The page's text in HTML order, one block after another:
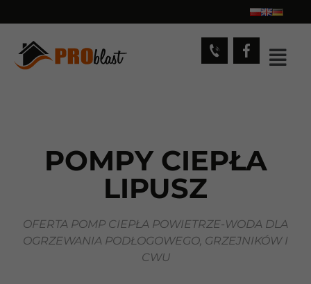
POMPY CIEPŁA
LIPUSZ
OFERTA POMP CIEPŁA POWIETRZE-WODA DLA
OGRZEWANIA PODŁOGOWEGO, GRZEJNIKÓW I
CWU